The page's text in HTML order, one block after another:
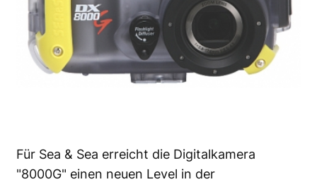
Für Sea & Sea erreicht die Digitalkamera
"8000G" einen neuen Level in der